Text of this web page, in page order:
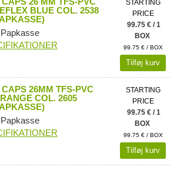
BLUE COL. 2538
STARTING
PRICE
99.75 € / 1
BOX
99.75 € / BOX
Tilføj kurv
26MM TFS-PVC
COL. 2605
STARTING
PRICE
99.75 € / 1
BOX
99.75 € / BOX
Tilføj kurv